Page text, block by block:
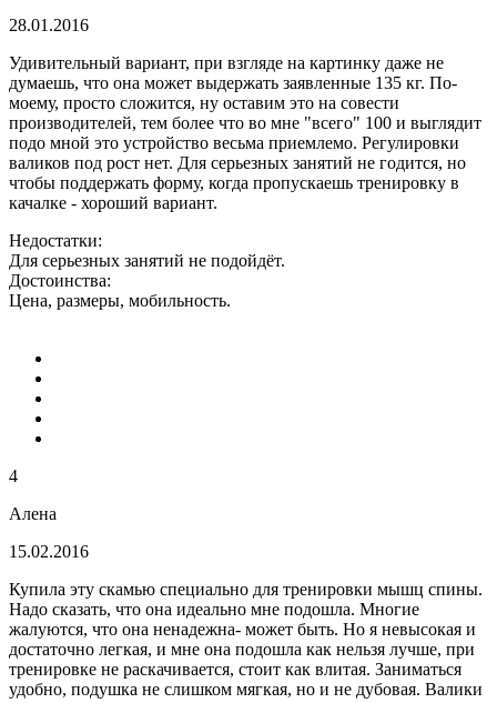
28.01.2016
Удивительный вариант, при взгляде на картинку даже не
думаешь, что она может выдержать заявленные 135 кг. По-
моему, просто сложится, ну оставим это на совести
производителей, тем более что во мне "всего" 100 и выглядит
подо мной это устройство весьма приемлемо. Регулировки
валиков под рост нет. Для серьезных занятий не годится, но
чтобы поддержать форму, когда пропускаешь тренировку в
качалке - хороший вариант.
Недостатки:
Для серьезных занятий не подойдёт.
Достоинства:
Цена, размеры, мобильность.
4
Алена
15.02.2016
Купила эту скамью специально для тренировки мышц спины.
Надо сказать, что она идеально мне подошла. Многие
жалуются, что она ненадежна- может быть. Но я невысокая и
достаточно легкая, и мне она подошла как нельзя лучше, при
тренировке не раскачивается, стоит как влитая. Заниматься
удобно, подушка не слишком мягкая, но и не дубовая. Валики